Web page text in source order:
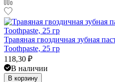
Травяная гвоздичная зубная
Toothpaste, 25 гр
118,30 ₽
В наличии
В корзину